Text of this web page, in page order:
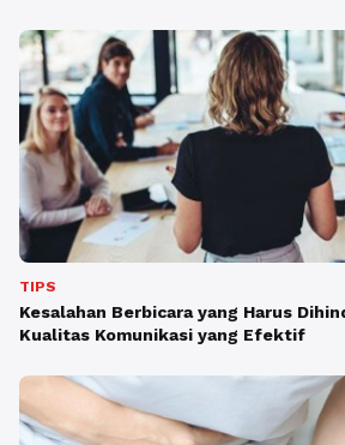
TIPS
Kesalahan Berbicara yang Harus
Kualitas Komunikasi yang Efektif